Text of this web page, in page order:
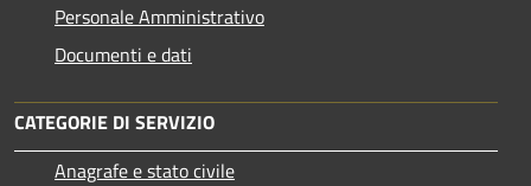
Personale Amministrativo
Documenti e dati
CATEGORIE DI SERVIZIO
Anagrafe e stato civile